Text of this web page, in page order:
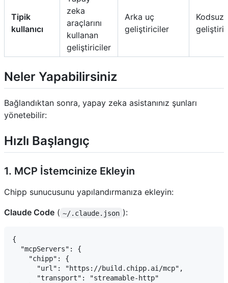
Tipik
kullanıcı
zeka
araçlarını
kullanan
geliştiriciler
Arka uç
geliştiriciler
Kodsuz
Neler Yapabilirsiniz
Bağlandıktan sonra, yapay zeka asistanınız şunları
yönetebilir:
Hızlı Başlangıç
1. MCP İstemcinize Ekleyin
Chipp sunucusunu yapılandırmanıza ekleyin:
Claude Code ( ~/.claude.json ):
{
  "mcpServers": {
    "chipp": {
      "url": "https://build.chipp.ai/mcp",
      "transport": "streamable-http"